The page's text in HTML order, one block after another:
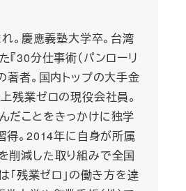
。慶應義塾大学卒。台湾
『30分仕事術（パンローリ
著者。国内トップの大手金
残業ゼロの現役会社員。
だことをきっかけに独学
得。2014年に自身が所属
削減した取り組みで全国
「残業ゼロ」の働き方を達